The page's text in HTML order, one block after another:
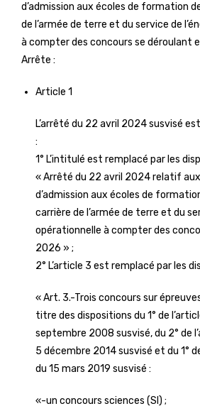
d’admission aux écoles de formation
de l’armée de terre et du service de
à compter des concours se déroulant
Arrête :
Article 1
L’arrêté du 22 avril 2024 susvisé
:
1° L’intitulé est remplacé par les
« Arrêté du 22 avril 2024 relatif
d’admission aux écoles de
carrière de l’armée de terre et du
opérationnelle à compter des
2026 » ;
2° L’article 3 est remplacé par les
« Art. 3.-Trois concours sur
titre des dispositions du 1° de
septembre 2008 susvisé, du 2° de
5 décembre 2014 susvisé et du 1°
du 15 mars 2019 susvisé :
«-un concours sciences (SI) ;